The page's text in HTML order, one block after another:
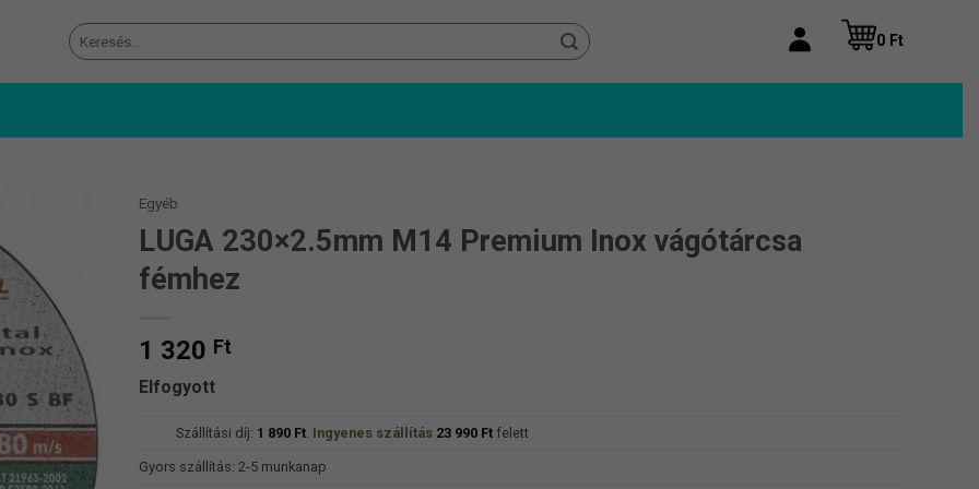
Keresés
a
0 Ft
Egyéb
LUGA 230×2.5mm M14 Premium Inox vágótárcsa
fémhez
1 320 Ft
Elfogyott
Szállítási díj: 1 890 Ft. Ingyenes szállítás 23 990 Ftfelett
Gyors szállítás: 2-5 munkanap